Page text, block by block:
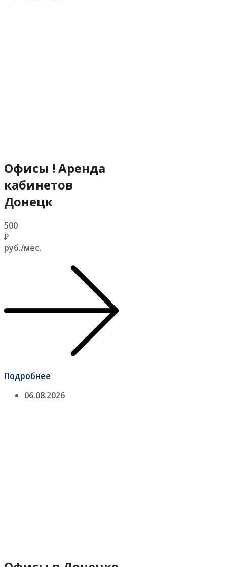
Офисы ! Аренда
кабинетов
Донецк
500
₽
руб./мес.
Подробнее
06.08.2026